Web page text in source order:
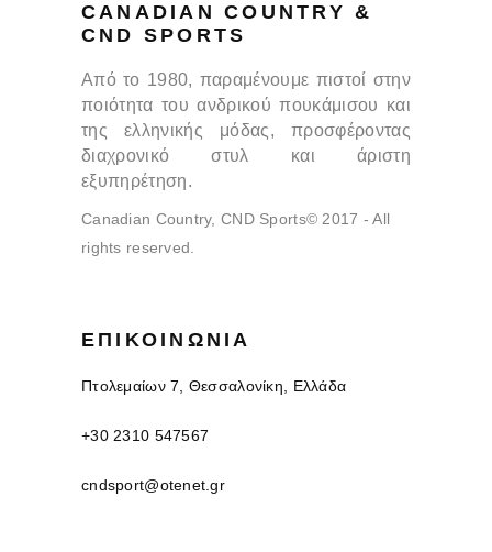
CANADIAN COUNTRY &
CND SPORTS
Από το 1980, παραμένουμε πιστοί στην
ποιότητα του ανδρικού πουκάμισου και
της ελληνικής μόδας, προσφέροντας
διαχρονικό στυλ και άριστη
εξυπηρέτηση.
Canadian Country, CND Sports© 2017 - All
rights reserved.
ΕΠΙΚΟΙΝΩΝΊΑ
Πτολεμαίων 7, Θεσσαλονίκη, Ελλάδα
+30 2310 547567
cndsport@otenet.gr